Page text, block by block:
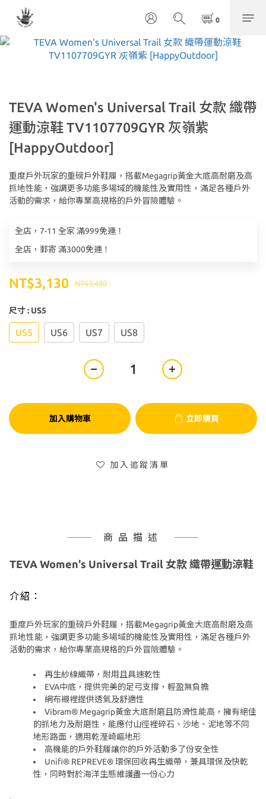
TEVA Women's Universal Trail 女款 織帶
運動涼鞋 TV1107709GYR 灰嶺紫
[HappyOutdoor]
重度戶外玩家的重磅戶外鞋履，搭載Megagrip黃金大底高耐磨及高
抓地性能，強調更多功能多場域的機能性及實用性，滿足各種戶外
活動的需求，給你專業高規格的戶外冒險體驗。
全店，7-11 全家 滿999免運！
全店，郵寄 滿3000免運！
NT$3,480
NT$3,130
尺寸: US5
US5 US6 US7 US8
加入購物車 立即購買
加入追蹤清單
商品描述
TEVA Women's Universal Trail 女款 織帶運動涼鞋
介紹：
重度戶外玩家的重磅戶外鞋履，搭載Megagrip黃金大底高耐磨及高
抓地性能，強調更多功能多場域的機能性及實用性，滿足各種戶外
活動的需求，給你專業高規格的戶外冒險體驗。
再生紗線織帶，耐用且具速乾性
EVA中底，提供完美的足弓支撐，輕盈無負擔
網布襯裡提供透氣及舒適性
Vibram® Megagrip黃金大底耐磨且防滑性能高，擁有絕佳
的抓地力及耐磨性，能應付山徑裡碎石、沙地、泥地等不同
地形路面，適用乾溼崎嶇地形
高機能的戶外鞋履讓你的戶外活動多了份安全性
Unifi® REPREVE® 環保回收再生織帶，兼具環保及快乾
性，同時對於海洋生態維護盡一份心力